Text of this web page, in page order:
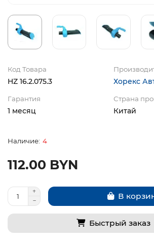
Код Товара
HZ 16.2.075.3 Хорекс
Гарантия
1 месяц
Страна
Китай
4
112.00 BYN
В
Быстрый заказ